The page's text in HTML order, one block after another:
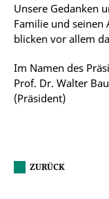
Unsere Gedanken
Familie und
blicken vor allem
Im Namen des
Prof. Dr. Walter
(Präsident)
ZURÜCK